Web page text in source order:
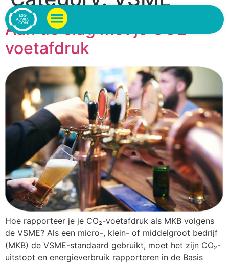
Aan de slag met je CO2
voetafdruk
Hoe rapporteer je je CO₂-voetafdruk als MKB volgens
de VSME? Als een micro-, klein- of middelgroot bedrijf
(MKB) de VSME-standaard gebruikt, moet het zijn CO₂-
uitstoot en energieverbruik rapporteren in de Basis